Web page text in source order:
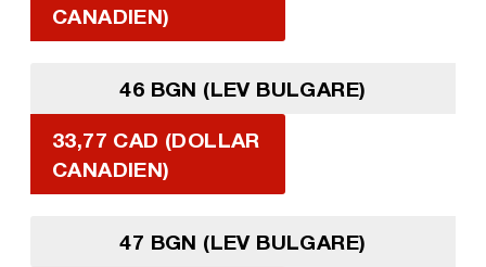
CANADIEN)
46 BGN (LEV BULGARE)
33,77 CAD (DOLLAR
CANADIEN)
47 BGN (LEV BULGARE)